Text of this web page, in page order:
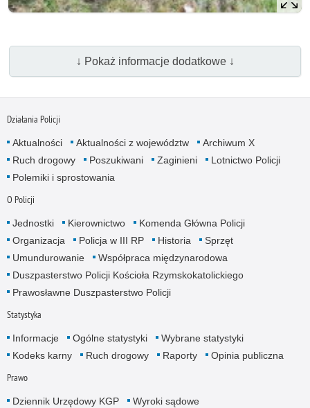
↓ Pokaż informacje dodatkowe ↓
Działania Policji
Aktualności Aktualności z województw
Archiwum X
Ruch drogowy
Poszukiwani Zaginieni
Lotnictwo Policji
Polemiki i sprostowania
O Policji
Jednostki Kierownictwo
Komenda Główna Policji
Organizacja
Policja w III RP Historia
Sprzęt
Umundurowanie
Współpraca międzynarodowa
Duszpasterstwo Policji Kościoła Rzymskokatolickiego
Prawosławne Duszpasterstwo Policji
Statystyka
Informacje Ogólne statystyki
Wybrane statystyki
Kodeks karny
Ruch drogowy Raporty Opinia publiczna
Prawo
Dziennik Urzędowy KGP Wyroki sądowe